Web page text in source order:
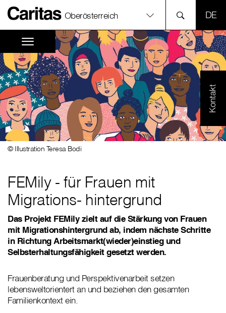
Oberösterreich
Kontakt
© Illustration Teresa Bodi
FEMily - für Frauen mit
Migrations- hintergrund
Das Projekt FEMily zielt auf die Stärkung von Frauen
mit Migrationshintergrund ab, indem nächste Schritte
in Richtung Arbeitsmarkt(wieder)einstieg und
Selbsterhaltungsfähigkeit gesetzt werden.
Frauenberatung und Perspektivenarbeit setzen
lebensweltorientert an und beziehen den gesamten
Familienkontext ein.